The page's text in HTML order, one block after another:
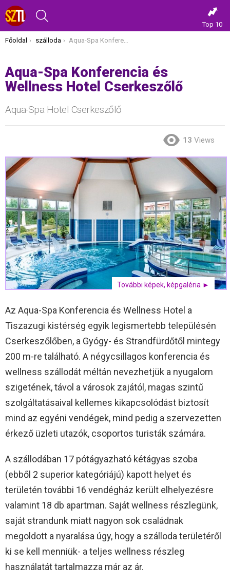
Top 10
Itt vagy most:
Főoldal szálloda Aqua-Spa Konferencia és Wellness Hotel Cserkeszőlő
Aqua-Spa Konferencia és
Wellness Hotel Cserkeszőlő
Aqua-Spa Hotel Cserkeszőlő
13 Views
További képek, képgaléria ►
Az Aqua-Spa Konferencia és Wellness Hotel a
Tiszazugi kistérség egyik legismertebb településén
Cserkeszőlőben, a Gyógy- és Strandfürdőtől mintegy
200 m-re található. A négycsillagos konferencia és
wellness szállodát méltán nevezhetjük a nyugalom
szigetének, távol a városok zajától, magas szintű
szolgáltatásaival kellemes kikapcsolódást biztosít
mind az egyéni vendégek, mind pedig a szervezetten
érkező üzleti utazók, csoportos turisták számára.
A szállodában 17 pótágyazható kétágyas szoba
(ebből 2 superior kategóriájú) kapott helyet és
területén további 16 vendégház került elhelyezésre
valamint 18 db apartman. Saját wellness részlegünk,
saját strandunk miatt nagyon sok családnak
megoldott a nyaralása úgy, hogy a szálloda területéről
ki se kell menniük- a teljes wellness részleg
használatát tartalmazza már az ár.